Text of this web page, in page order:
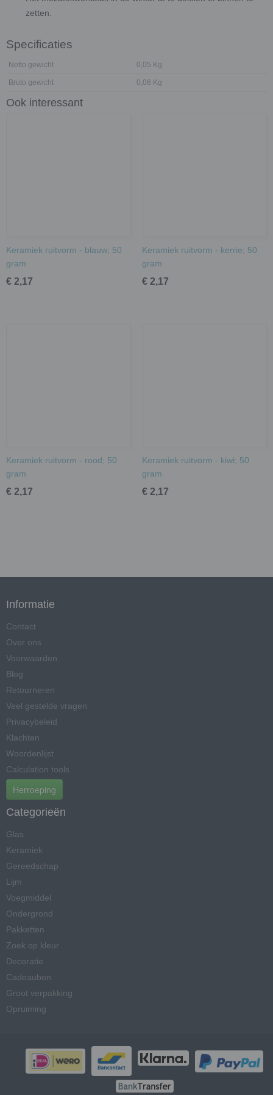
zetten.
Specificaties
Netto gewicht 0,05 Kg
Bruto gewicht 0,06 Kg
Ook interessant
Keramiek ruitvorm - blauw; 50
gram
€ 2,17
Keramiek ruitvorm - kerrie; 50
gram
€ 2,17
Keramiek ruitvorm - rood; 50
gram
€ 2,17
Keramiek ruitvorm - kiwi; 50
gram
€ 2,17
Informatie
Contact
Over ons
Voorwaarden
Blog
Retourneren
Veel gestelde vragen
Privacybeleid
Klachten
Woordenlijst
Calculation tools
Herroeping
Categorieën
Glas
Keramiek
Gereedschap
Lijm
Voegmiddel
Ondergrond
Pakketten
Zoek op kleur
Decoratie
Cadeaubon
Groot verpakking
Opruiming